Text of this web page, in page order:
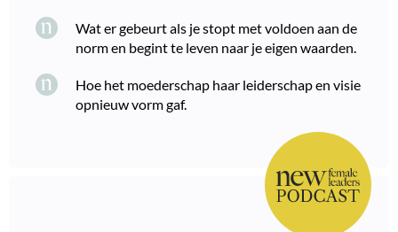
Wat er gebeurt als je stopt met voldoen aan de
norm en begint te leven naar je eigen waarden.
Hoe het moederschap haar leiderschap en visie
opnieuw vorm gaf.